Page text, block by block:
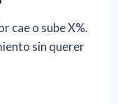
cae o sube X%.
sin querer